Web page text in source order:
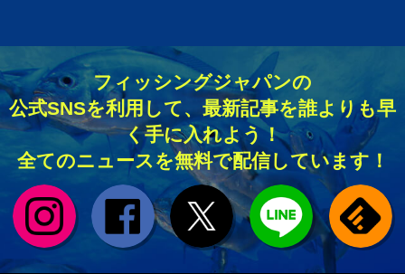
フィッシングジャパンの
公式SNSを利用して、最新記事を誰よりも早
く手に入れよう！
全てのニュースを無料で配信しています！